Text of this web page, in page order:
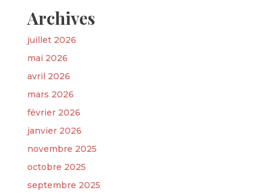
Archives
juillet 2026
mai 2026
avril 2026
mars 2026
février 2026
janvier 2026
novembre 2025
octobre 2025
septembre 2025